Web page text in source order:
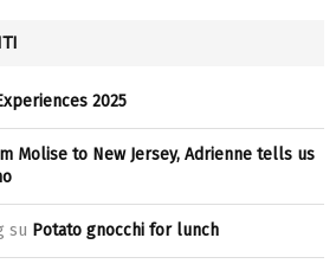
2025
Molise to New Jersey, Adrienne tells us
su Potato gnocchi for lunch